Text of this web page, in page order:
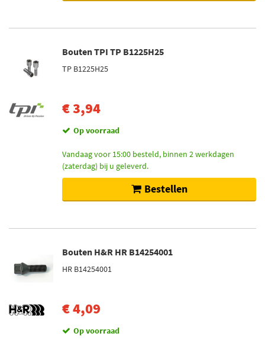
Bouten TPI TP B1225H25
TP B1225H25
€ 3,94
Op voorraad
Vandaag voor 15:00 besteld, binnen 2 werkdagen
(zaterdag) bij u geleverd.
Bestellen
Bouten H&R HR B14254001
HR B14254001
€ 4,09
Op voorraad